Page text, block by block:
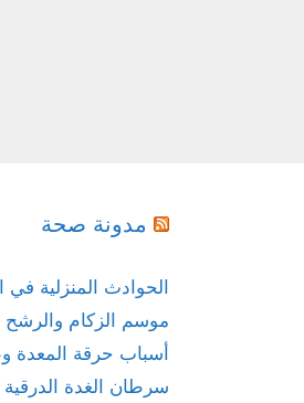
مدونة صحة
الحوادث المنزلية
موسم الزكام والرشح
أسباب حرقة المعدة
سرطان الغدة الدرقية